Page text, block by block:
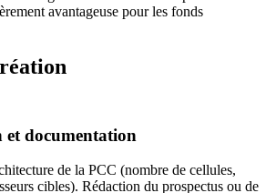
avantageuse pour les fonds
documentation
de la PCC (nombre de cellules,
cibles). Rédaction du prospectus ou de